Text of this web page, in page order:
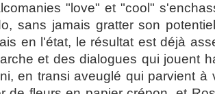
"love" et "cool"
sans jamais gratter son
en l'état, le résultat est déjà
et des dialogues qui jouent
en transi aveuglé qui parvient à